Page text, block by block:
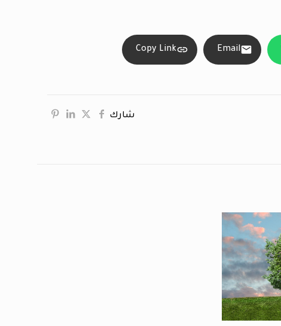
Email
Copy Link
شارك